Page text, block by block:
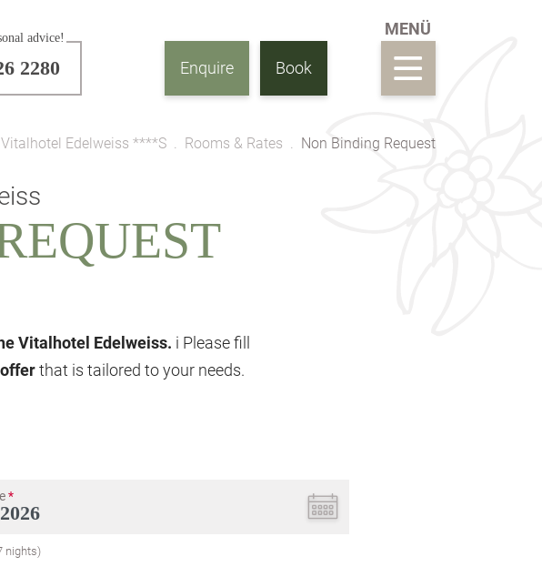
advice!
2280 Enquire Book
Vitalhotel Edelweiss ****S Rooms & Rates Non Binding Request
Vitalhotel Edelweiss. i Please fill
that is tailored to your needs.
*
nights)